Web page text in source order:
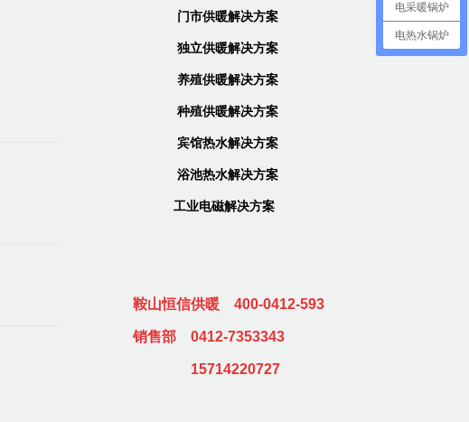
门市供暖解决方案
独立供暖解决方案
养殖供暖解决方案
种殖供暖解决方案
宾馆热水解决方案
浴池热水解决方案
工业电磁解决方案
鞍山恒信供暖 400-0412-593
销售部 0412-7353343
15714220727
电采暖锅炉
电热水锅炉